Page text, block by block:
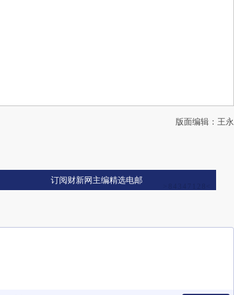
版面编辑：王永
订阅财新网主编精选电邮